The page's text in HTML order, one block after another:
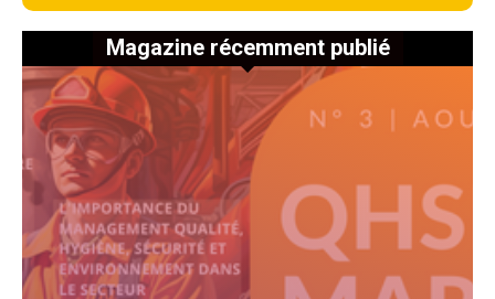
Magazine récemment publié